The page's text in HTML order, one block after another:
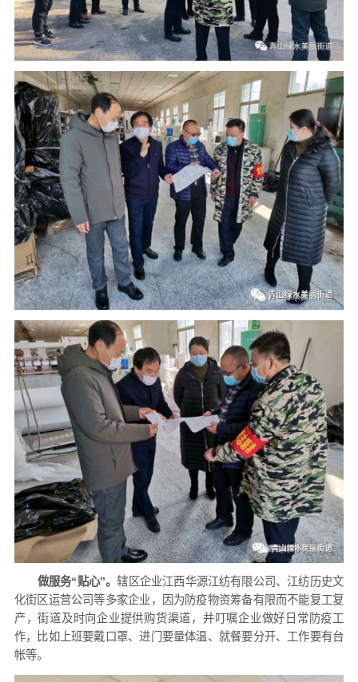
做服务“贴心”。辖区企业江西华源江纺有限公司、江纺历史文
化街区运营公司等多家企业，因为防疫物资筹备有限而不能复工复
产，街道及时向企业提供购货渠道，并叮嘱企业做好日常防疫工
作，比如上班要戴口罩、进门要量体温、就餐要分开、工作要有台
帐等。